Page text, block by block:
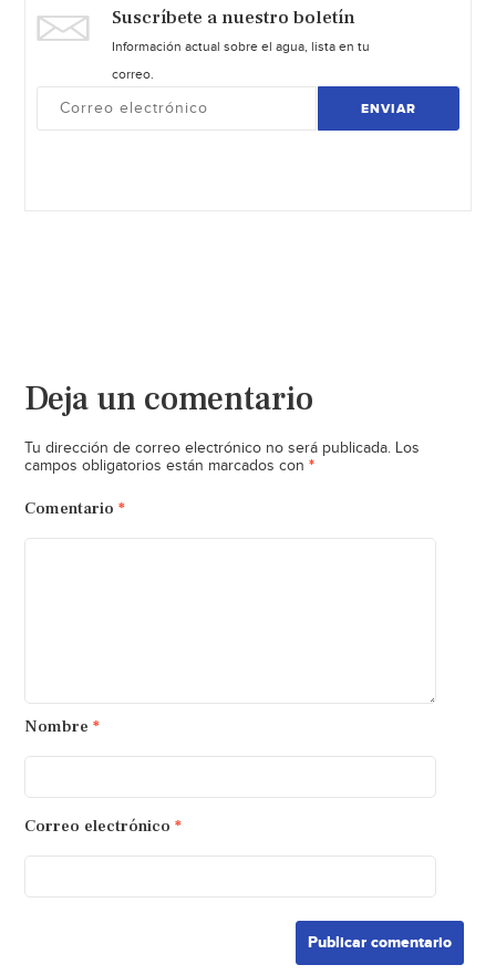
Suscríbete a nuestro boletín
Información actual sobre el agua, lista en tu
correo.
ENVIAR
Deja un comentario
Tu dirección de correo electrónico no será publicada. Los
campos obligatorios están marcados con *
Comentario *
Nombre *
Correo electrónico *